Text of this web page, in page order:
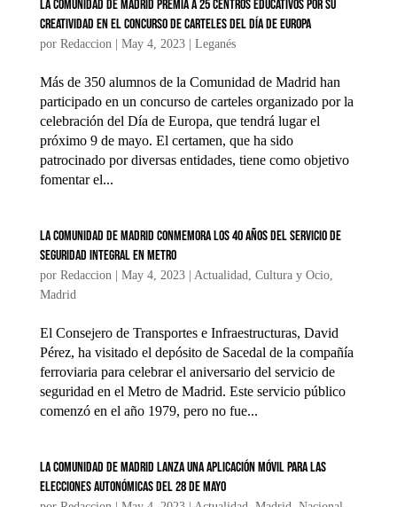
La Comunidad de Madrid premia a 25 centros educativos por su
creatividad en el concurso de carteles del Día de Europa
por Redaccion| May 4, 2023| Leganés
Más de 350 alumnos de la Comunidad de Madrid han
participado en un concurso de carteles organizado por la
celebración del Día de Europa, que tendrá lugar el
próximo 9 de mayo. El certamen, que ha sido
patrocinado por diversas entidades, tiene como objetivo
fomentar el...
La Comunidad de Madrid conmemora los 40 años del servicio de
seguridad integral en Metro
por Redaccion| May 4, 2023| Actualidad, Cultura y Ocio,
Madrid
El Consejero de Transportes e Infraestructuras, David
Pérez, ha visitado el depósito de Sacedal de la compañía
ferroviaria para celebrar el aniversario del servicio de
seguridad en el Metro de Madrid. Este servicio público
comenzó en el año 1979, pero no fue...
La Comunidad de Madrid lanza una aplicación móvil para las
elecciones autonómicas del 28 de mayo